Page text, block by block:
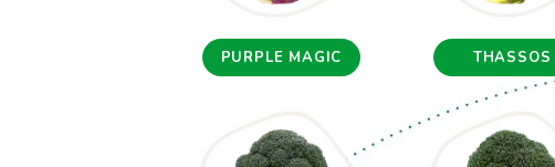
PURPLE MAGIC THASSOS